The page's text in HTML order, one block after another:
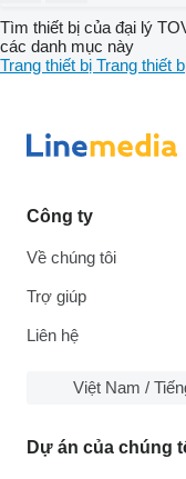
Tìm thiết bị của đại lý
các danh mục này
Trang thiết bị Trang thiết
Công ty
Về chúng tôi
Trợ giúp
Liên hệ
Việt Nam /
Dự án của chúng